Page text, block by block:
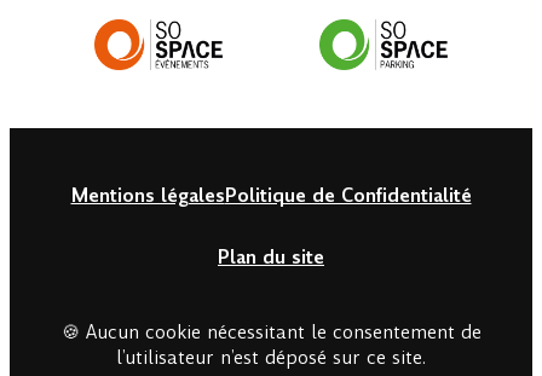
Mentions légalesPolitique de Confidentialité
Plan du site
🍪 Aucun cookie nécessitant le consentement de
l’utilisateur n’est déposé sur ce site.